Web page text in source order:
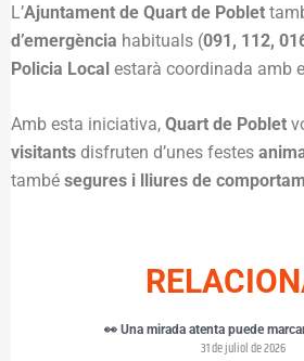
L’Ajuntament de Quart de Poblet
d’emergència habituals (091, 112,
Policia Local estarà coordinada amb
Amb esta iniciativa, Quart de Poblet
visitants disfruten d’unes festes
també segures i lliures de
👀 Una mirada atenta puede
31 de juliol de 2026